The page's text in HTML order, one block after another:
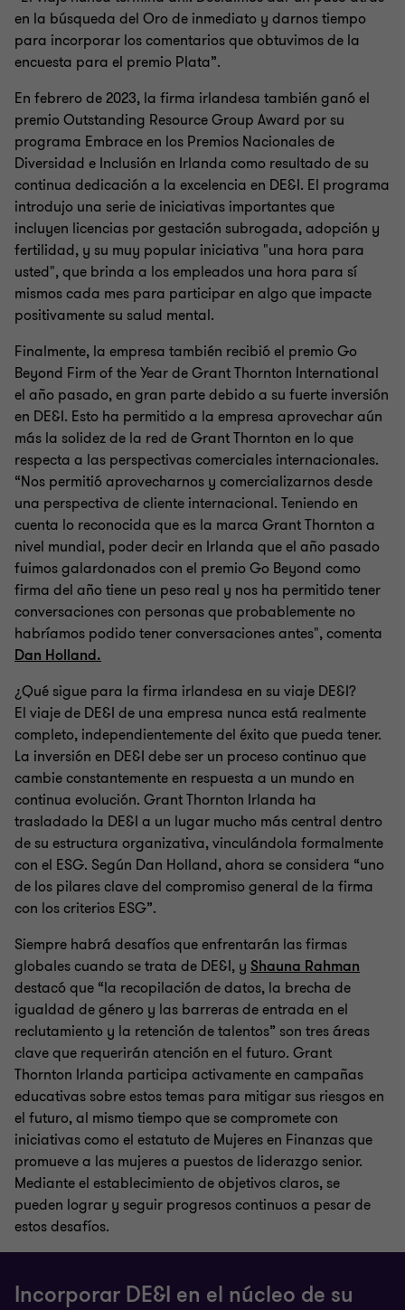
en la búsqueda del Oro de inmediato y darnos tiempo
para incorporar los comentarios que obtuvimos de la
encuesta para el premio Plata”.
En febrero de 2023, la firma irlandesa también ganó el
premio Outstanding Resource Group Award por su
programa Embrace en los Premios Nacionales de
Diversidad e Inclusión en Irlanda como resultado de su
continua dedicación a la excelencia en DE&I. El programa
introdujo una serie de iniciativas importantes que
incluyen licencias por gestación subrogada, adopción y
fertilidad, y su muy popular iniciativa "una hora para
usted", que brinda a los empleados una hora para sí
mismos cada mes para participar en algo que impacte
positivamente su salud mental.
Finalmente, la empresa también recibió el premio Go
Beyond Firm of the Year de Grant Thornton International
el año pasado, en gran parte debido a su fuerte inversión
en DE&I. Esto ha permitido a la empresa aprovechar aún
más la solidez de la red de Grant Thornton en lo que
respecta a las perspectivas comerciales internacionales.
“Nos permitió aprovecharnos y comercializarnos desde
una perspectiva de cliente internacional. Teniendo en
cuenta lo reconocida que es la marca Grant Thornton a
nivel mundial, poder decir en Irlanda que el año pasado
fuimos galardonados con el premio Go Beyond como
firma del año tiene un peso real y nos ha permitido tener
conversaciones con personas que probablemente no
habríamos podido tener conversaciones antes", comenta
Dan Holland.
¿Qué sigue para la firma irlandesa en su viaje DE&I?
El viaje de DE&I de una empresa nunca está realmente
completo, independientemente del éxito que pueda tener.
La inversión en DE&I debe ser un proceso continuo que
cambie constantemente en respuesta a un mundo en
continua evolución. Grant Thornton Irlanda ha
trasladado la DE&I a un lugar mucho más central dentro
de su estructura organizativa, vinculándola formalmente
con el ESG. Según Dan Holland, ahora se considera “uno
de los pilares clave del compromiso general de la firma
con los criterios ESG”.
Siempre habrá desafíos que enfrentarán las firmas
globales cuando se trata de DE&I, y Shauna Rahman
destacó que “la recopilación de datos, la brecha de
igualdad de género y las barreras de entrada en el
reclutamiento y la retención de talentos” son tres áreas
clave que requerirán atención en el futuro. Grant
Thornton Irlanda participa activamente en campañas
educativas sobre estos temas para mitigar sus riesgos en
el futuro, al mismo tiempo que se compromete con
iniciativas como el estatuto de Mujeres en Finanzas que
promueve a las mujeres a puestos de liderazgo senior.
Mediante el establecimiento de objetivos claros, se
pueden lograr y seguir progresos continuos a pesar de
estos desafíos.
Incorporar DE&I en el núcleo de su